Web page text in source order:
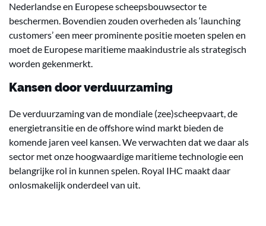
Nederlandse en Europese scheepsbouwsector te
beschermen. Bovendien zouden overheden als ‘launching
customers’ een meer prominente positie moeten spelen en
moet de Europese maritieme maakindustrie als strategisch
worden gekenmerkt.
Kansen door verduurzaming
De verduurzaming van de mondiale (zee)scheepvaart, de
energietransitie en de offshore wind markt bieden de
komende jaren veel kansen. We verwachten dat we daar als
sector met onze hoogwaardige maritieme technologie een
belangrijke rol in kunnen spelen. Royal IHC maakt daar
onlosmakelijk onderdeel van uit.